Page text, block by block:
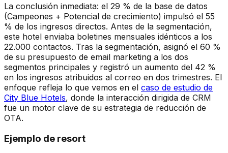
La conclusión inmediata: el 29 % de la base de datos
(Campeones + Potencial de crecimiento) impulsó el 55
% de los ingresos directos. Antes de la segmentación,
este hotel enviaba boletines mensuales idénticos a los
22.000 contactos. Tras la segmentación, asignó el 60 %
de su presupuesto de email marketing a los dos
segmentos principales y registró un aumento del 42 %
en los ingresos atribuidos al correo en dos trimestres. El
enfoque refleja lo que vemos en el caso de estudio de
City Blue Hotels, donde la interacción dirigida de CRM
fue un motor clave de su estrategia de reducción de
OTA.
Ejemplo de resort